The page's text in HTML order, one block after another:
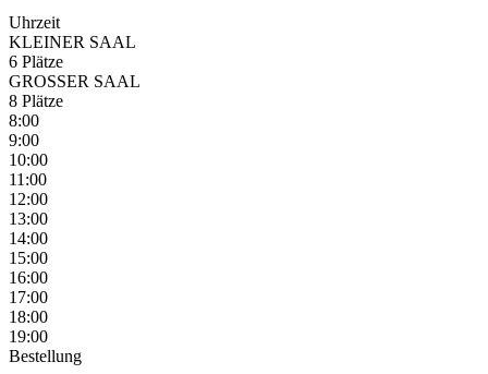
Uhrzeit
KLEINER SAAL
6 Plätze
GROSSER SAAL
8 Plätze
8:00
9:00
10:00
11:00
12:00
13:00
14:00
15:00
16:00
17:00
18:00
19:00
Bestellung